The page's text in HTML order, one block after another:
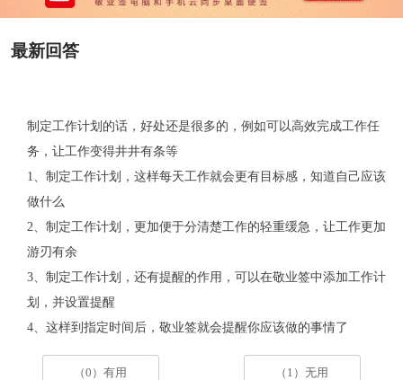
最新回答
制定工作计划的话，好处还是很多的，例如可以高效完成工作任
务，让工作变得井井有条等
1、制定工作计划，这样每天工作就会更有目标感，知道自己应该
做什么
2、制定工作计划，更加便于分清楚工作的轻重缓急，让工作更加
游刃有余
3、制定工作计划，还有提醒的作用，可以在敬业签中添加工作计
划，并设置提醒
4、这样到指定时间后，敬业签就会提醒你应该做的事情了
（0）有用 （1）无用